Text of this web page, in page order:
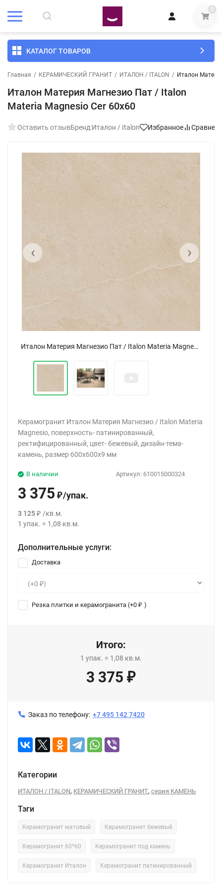
0
КАТАЛОГ ТОВАРОВ
Главная / КЕРАМИЧЕСКИЙ ГРАНИТ / ИТАЛОН / ITALON / Италон
Италон Материя Магнезио Пат / Italon
Materia Magnesio Cer 60x60
Оставить отзывБренд:Италон / Italon Избранное
Италон Материя Магнезио Пат / Italon Materia Magnesio Cer 60x60
‹ ›
Керамогранит Италон Материя Магнезио / Italon Materia
Magnesio, поверхность- патинированный,
ректифицированный, цвет- бежевый, дизайн-тема-
камень, размер 600x600x9 мм
Артикул: 610015000324
В наличии
3 375 ₽/упак.
3 125 ₽ /кв.м.
1 упак. = 1,08 кв.м.
Дополнительные услуги:
Доставка
Резка плитки и керамогранита (+0 ₽ )
Итого:
1 упак. = 1,08 кв.м.
3 375 ₽
Заказ по телефону: +7 495 142 7420
Категории
ИТАЛОН / ITALON, КЕРАМИЧЕСКИЙ ГРАНИТ, серия КАМЕНЬ
Тэги
Керамогранит матовый Керамогранит бежевый
Керамогранит 60*60 Керамогранит под камень
Керамогранит Италон Керамогранит патинированный